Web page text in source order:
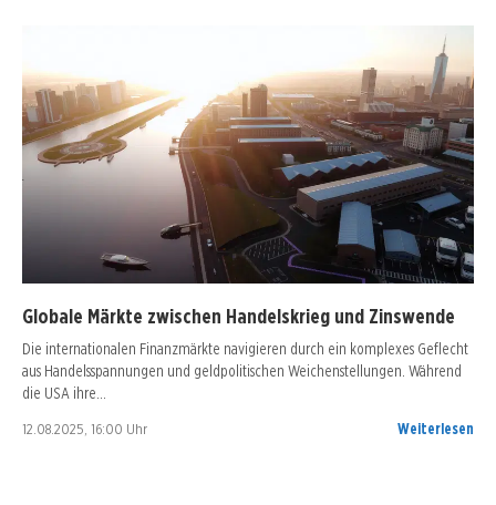
Globale Märkte zwischen Handelskrieg und Zinswende
Die internationalen Finanzmärkte navigieren durch ein komplexes Geflecht
aus Handelsspannungen und geldpolitischen Weichenstellungen. Während
die USA ihre…
12.08.2025, 16:00 Uhr Weiterlesen